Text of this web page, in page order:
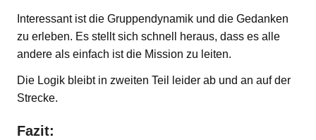
Interessant ist die Gruppendynamik und die Gedanken
zu erleben. Es stellt sich schnell heraus, dass es alle
andere als einfach ist die Mission zu leiten.
Die Logik bleibt in zweiten Teil leider ab und an auf der
Strecke.
Fazit: